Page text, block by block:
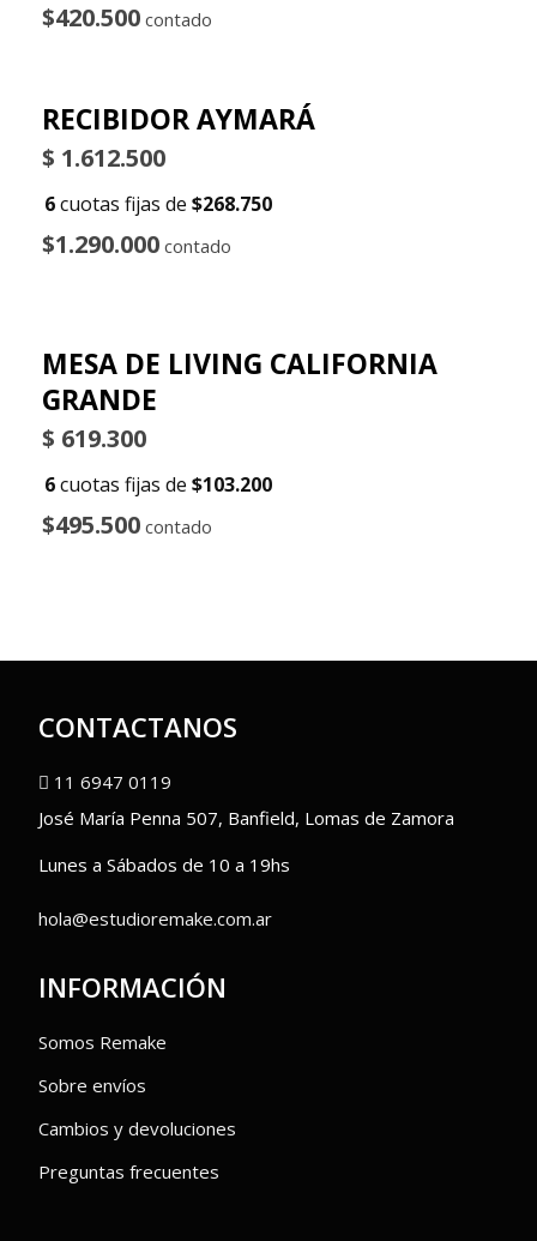
$420.500 contado
RECIBIDOR AYMARÁ
$ 1.612.500
6cuotas fijas de $268.750
$1.290.000 contado
MESA DE LIVING CALIFORNIA
GRANDE
$ 619.300
6cuotas fijas de $103.200
$495.500 contado
CONTACTANOS
11 6947 0119
José María Penna 507, Banfield, Lomas de Zamora
Lunes a Sábados de 10 a 19hs
hola@estudioremake.com.ar
INFORMACIÓN
Somos Remake
Sobre envíos
Cambios y devoluciones
Preguntas frecuentes